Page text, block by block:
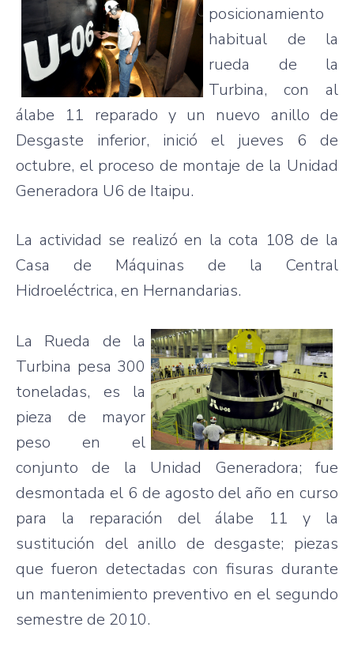
posicionamiento
habitual de la
rueda de la
Turbina, con al
álabe 11 reparado y un nuevo anillo de
Desgaste inferior, inició el jueves 6 de
octubre, el proceso de montaje de la Unidad
Generadora U6 de Itaipu.
La actividad se realizó en lacota 108 de la
Casa de Máquinas de la Central
Hidroeléctrica, en Hernandarias.
La Rueda de la
Turbina pesa 300
toneladas, es la
pieza de mayor
peso en el
conjunto de la Unidad Generadora; fue
desmontada el 6 de agosto del año en curso
para la reparación delálabe 11 y la
sustitución delanillo de desgaste; piezas
que fueron detectadas con fisuras durante
un mantenimiento preventivo en el segundo
semestre de 2010.